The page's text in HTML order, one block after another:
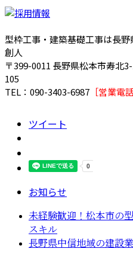
型枠工事・建築基礎工事は長
創人
〒399-0011 長野県松本市寿北
105
TEL：090-3403-6987 ［営業電
ツイート
お知らせ
未経験歓迎！松本市の
スキル
長野県中信地域の建設